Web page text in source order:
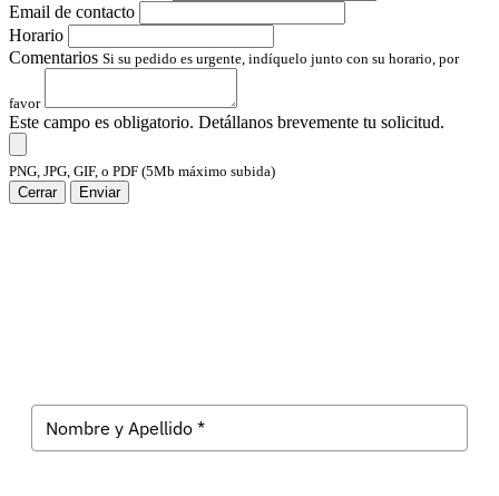
Email de contacto
Horario
Comentarios Si su pedido es urgente, indíquelo junto con su horario, por
favor
Este campo es obligatorio. Detállanos brevemente tu solicitud.
PNG, JPG, GIF, o PDF (5Mb máximo subida)
Cerrar
Enviar